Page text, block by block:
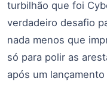
turbilhão que foi
verdadeiro desafio
nada menos que
só para polir as
após um